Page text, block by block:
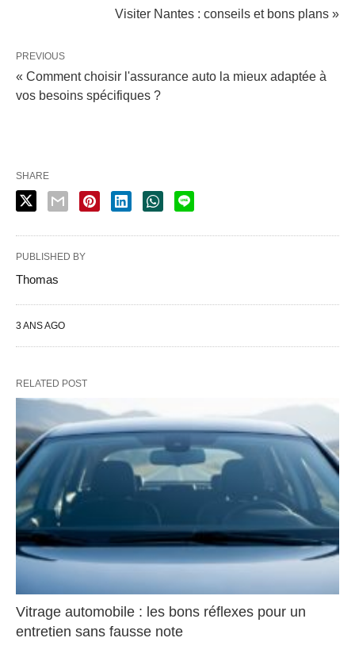
Visiter Nantes : conseils et bons plans »
PREVIOUS
« Comment choisir l'assurance auto la mieux adaptée à
vos besoins spécifiques ?
SHARE
PUBLISHED BY
Thomas
3 ANS AGO
RELATED POST
Vitrage automobile : les bons réflexes pour un
entretien sans fausse note